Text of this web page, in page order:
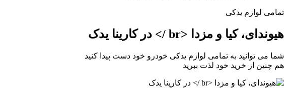
تمامی لوازم یدکی
هیوندای، کیا و مزدا <br /> در کارینا یدک
شما می توانید به تمامی لوازم یدکی خودرو خود دست پیدا کنید
هم چنین از خرید خود لذت ببرید